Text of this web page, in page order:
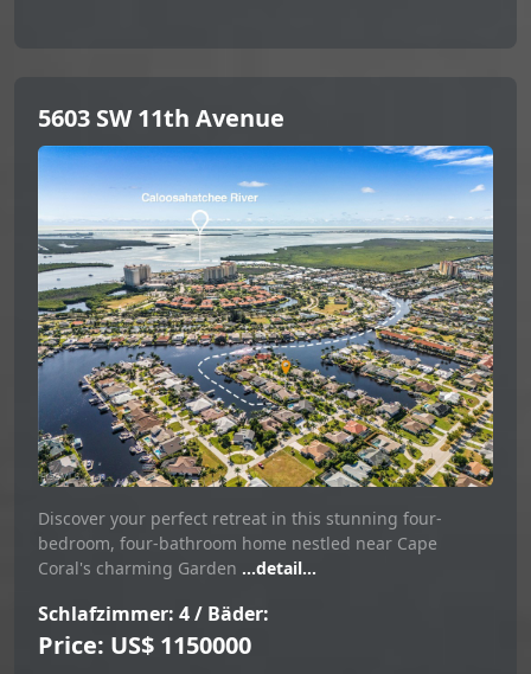
5603 SW 11th Avenue
Discover your perfect retreat in this stunning four-
bedroom, four-bathroom home nestled near Cape
Coral's charming Garden ...detail...
Schlafzimmer: 4 / Bäder:
Price: US$ 1150000